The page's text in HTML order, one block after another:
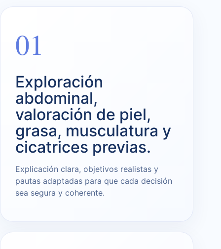
01
Exploración
abdominal,
valoración de piel,
grasa, musculatura y
cicatrices previas.
Explicación clara, objetivos realistas y
pautas adaptadas para que cada decisión
sea segura y coherente.